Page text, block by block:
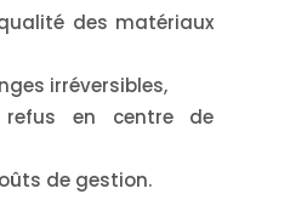
des matériaux
irréversibles,
en centre de
de gestion.